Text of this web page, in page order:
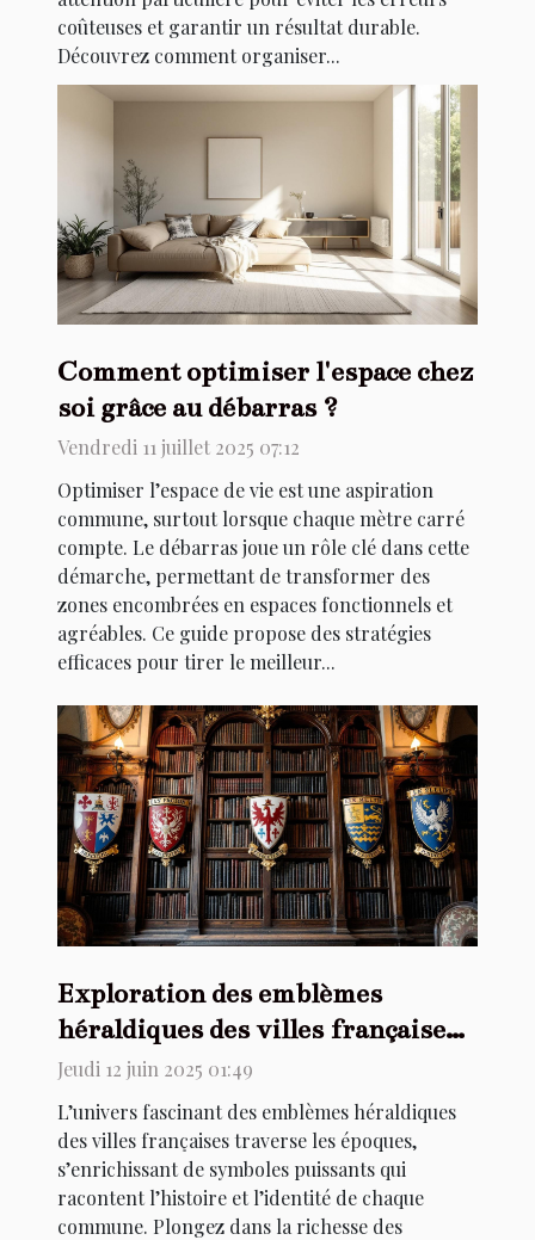
coûteuses et garantir un résultat durable.
Découvrez comment organiser...
Comment optimiser l'espace chez
soi grâce au débarras ?
Vendredi 11 juillet 2025 07:12
Optimiser l’espace de vie est une aspiration
commune, surtout lorsque chaque mètre carré
compte. Le débarras joue un rôle clé dans cette
démarche, permettant de transformer des
zones encombrées en espaces fonctionnels et
agréables. Ce guide propose des stratégies
efficaces pour tirer le meilleur...
Exploration des emblèmes
héraldiques des villes françaises à
travers les âges
Jeudi 12 juin 2025 01:49
L’univers fascinant des emblèmes héraldiques
des villes françaises traverse les époques,
s’enrichissant de symboles puissants qui
racontent l’histoire et l’identité de chaque
commune. Plongez dans la richesse des